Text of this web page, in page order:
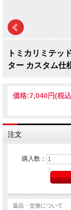
トミカリミテッ
ター カスタム仕
価格:7,040円(税
注文
購入数：
返品・交換について